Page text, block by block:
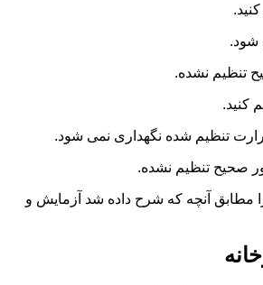
تنظیم نشده.
کنید.
صحیح تنظیم نشده.
مطابق آنچه که شرح داده شد آزمایش و